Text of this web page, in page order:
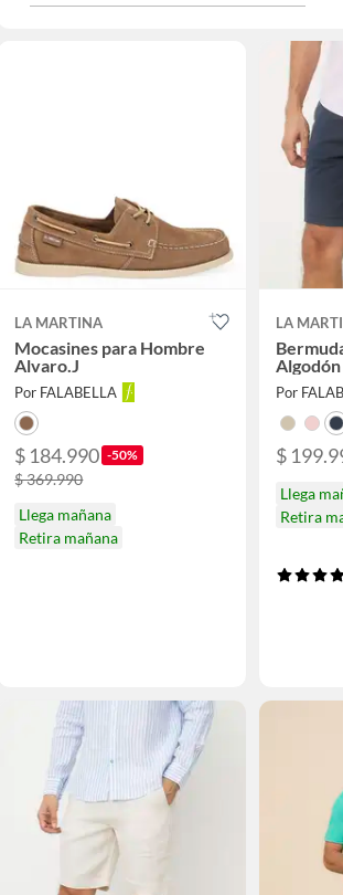
LA MARTINA
Mocasines para Hombre
Alvaro.J
Por FALABELLA
$ 184.990 -50%
$ 369.990
Llega mañana
Retira mañana
LA
Algodón
Por
$
Llega
Retira